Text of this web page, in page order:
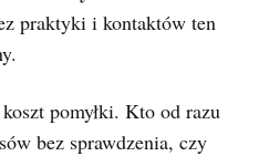
praktyki i kontaktów ten
pomyłki. Kto od razu
bez sprawdzenia, czy